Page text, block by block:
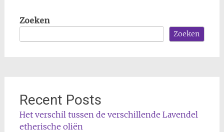
Zoeken
Zoeken
Recent Posts
Het verschil tussen de verschillende Lavendel
etherische oliën